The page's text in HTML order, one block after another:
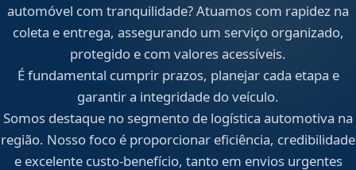
automóvel com tranquilidade? Atuamos com rapidez na
coleta e entrega, assegurando um serviço organizado,
protegido e com valores acessíveis.
É fundamental cumprir prazos, planejar cada etapa e
garantir a integridade do veículo.
Somos destaque no segmento de logística automotiva na
região. Nosso foco é proporcionar eficiência, credibilidade
e excelente custo-benefício, tanto em envios urgentes